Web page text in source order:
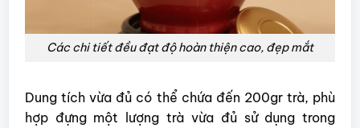
Các chi tiết đều đạt độ hoàn thiện cao, đẹp mắt
Dung tích vừa đủ có thể chứa đến 200gr trà, phù
hợp đựng một lượng trà vừa đủ sử dụng trong